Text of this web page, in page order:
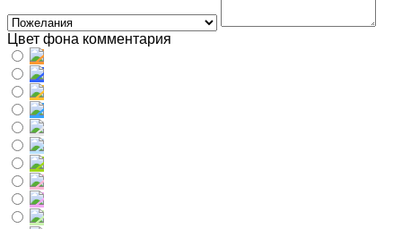
Цвет фона комментария